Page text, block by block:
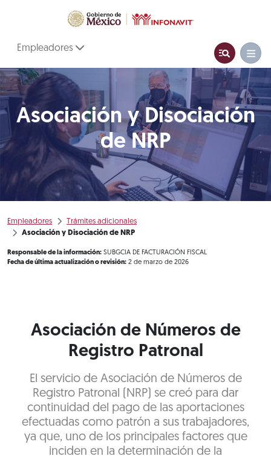
Empleadores
Asociación y Disociación
de NRP
Empleadores
Trámites adicionales
Asociación y Disociación de NRP
Responsable de la información: SUBGCIA DE FACTURACIÓN FISCAL
Fecha de última actualización o revisión: 2 de marzo de 2026
Asociación de Números de
Registro Patronal
El servicio de Asociación de Números de
Registro Patronal (NRP) se creó para dar
continuidad del pago de las aportaciones
efectuadas como patrón a sus trabajadores,
ya que, uno de los principales factores que
inciden en la determinación de la